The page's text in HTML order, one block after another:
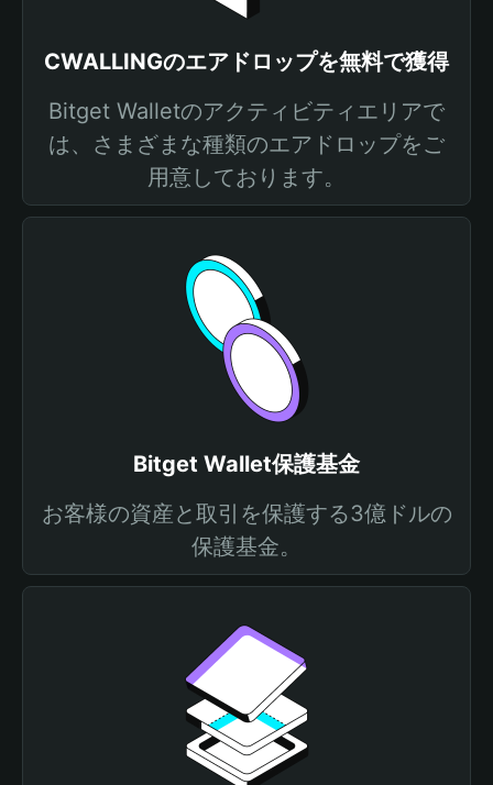
CWALLINGのエアドロップを無料で獲得
Bitget Walletのアクティビティエリアで
は、さまざまな種類のエアドロップをご
用意しております。
Bitget Wallet保護基金
お客様の資産と取引を保護する3億ドルの
保護基金。